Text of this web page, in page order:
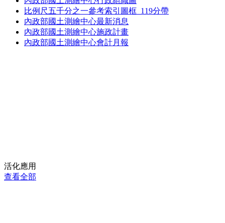
比例尺五千分之一參考索引圖框_119分帶
內政部國土測繪中心最新消息
內政部國土測繪中心施政計畫
內政部國土測繪中心會計月報
活化應用
查看全部